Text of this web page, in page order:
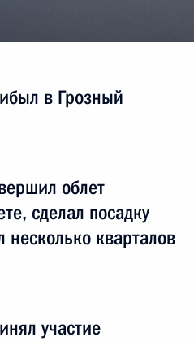
в Грозный
облет
сделал посадку
несколько кварталов
участие